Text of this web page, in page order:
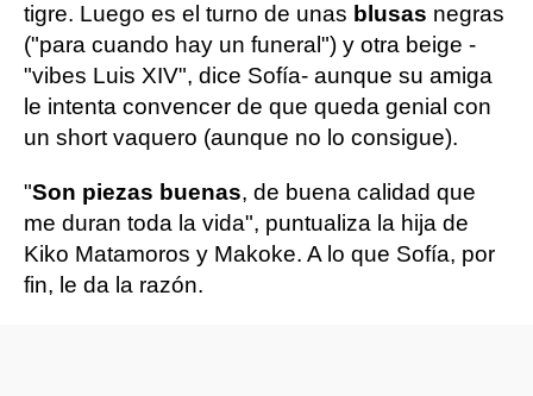
tigre. Luego es el turno de unas blusas negras
("para cuando hay un funeral") y otra beige -
"vibes Luis XIV", dice Sofía- aunque su amiga
le intenta convencer de que queda genial con
un short vaquero (aunque no lo consigue).
"Son piezas buenas, de buena calidad que
me duran toda la vida", puntualiza la hija de
Kiko Matamoros y Makoke. A lo que Sofía, por
fin, le da la razón.